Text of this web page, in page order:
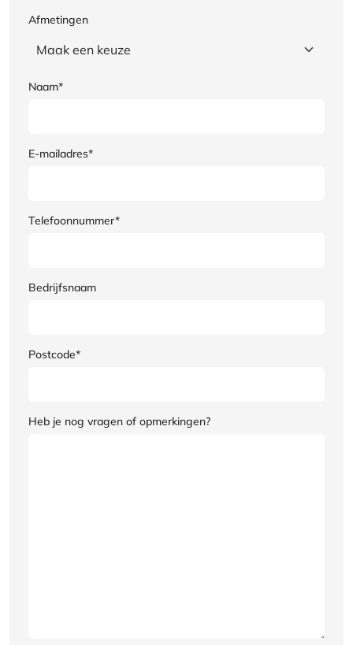
Afmetingen
Naam*
E-mailadres*
Telefoonnummer*
Bedrijfsnaam
Postcode*
Heb je nog vragen of opmerkingen?